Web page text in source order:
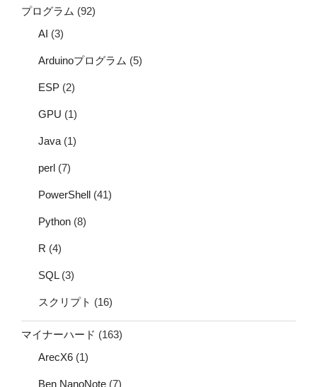
プログラム (92)
AI (3)
Arduinoプログラム (5)
ESP (2)
GPU (1)
Java (1)
perl (7)
PowerShell (41)
Python (8)
R (4)
SQL(3)
スクリプト (16)
マイナーハード (163)
ArecX6 (1)
Ben NanoNote (7)